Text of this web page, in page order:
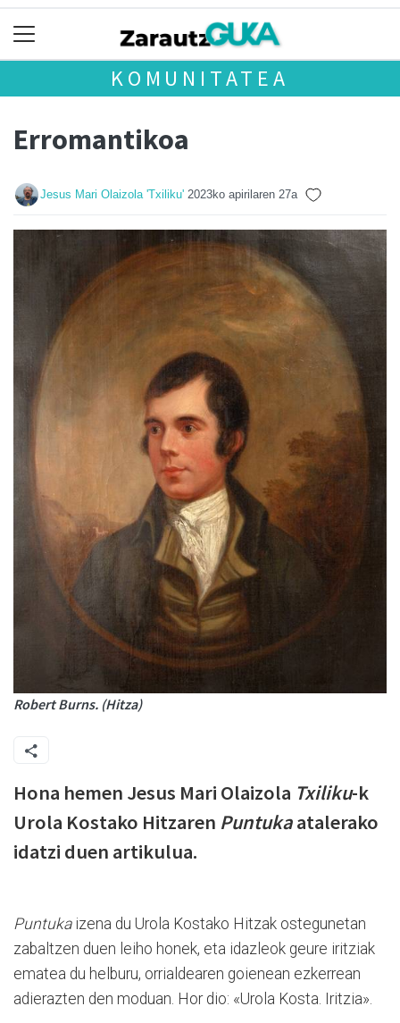
KOMUNITATEA
Erromantikoa
Jesus Mari Olaizola 'Txiliku' 2023ko apirilaren 27a
Robert Burns. (Hitza)
Hona hemen Jesus Mari Olaizola Txiliku-k
Urola Kostako Hitzaren Puntukaatalerako
idatzi duen artikulua.
Puntukaizena du Urola Kostako Hitzak ostegunetan
zabaltzen duen leiho honek, eta idazleok geure iritziak
ematea du helburu, orrialdearen goienean ezkerrean
adierazten den moduan. Hor dio: «Urola Kosta. Iritzia».